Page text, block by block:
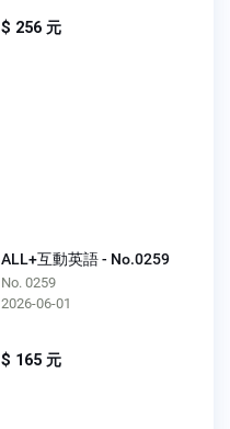
$ 256 元
ALL+互動英語 - No.0259
No. 0259
2026-06-01
$ 165 元